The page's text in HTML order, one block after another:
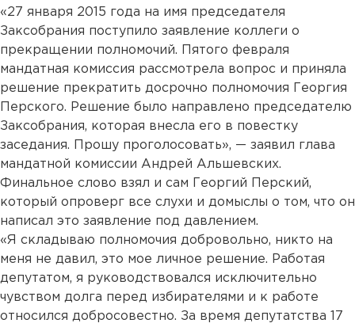
«27 января 2015 года на имя председателя
Заксобрания поступило заявление коллеги о
прекращении полномочий. Пятого февраля
мандатная комиссия рассмотрела вопрос и приняла
решение прекратить досрочно полномочия Георгия
Перского. Решение было направлено председателю
Заксобрания, которая внесла его в повестку
заседания. Прошу проголосовать», — заявил глава
мандатной комиссии Андрей Альшевских.
Финальное слово взял и сам Георгий Перский,
который опроверг все слухи и домыслы о том, что он
написал это заявление под давлением.
«Я складываю полномочия добровольно, никто на
меня не давил, это мое личное решение. Работая
депутатом, я руководствовался исключительно
чувством долга перед избирателями и к работе
относился добросовестно. За время депутатства 17